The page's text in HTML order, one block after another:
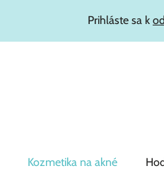
Prihláste sa k
Kozmetika na akné